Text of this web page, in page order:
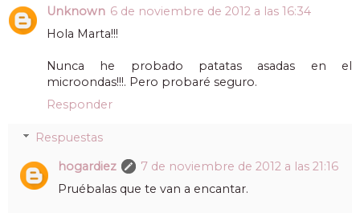
Unknown 6 de noviembre de 2012 a las 16:34
Hola Marta!!!
Nunca he probado patatas asadas en el
microondas!!!. Pero probaré seguro.
Responder
Respuestas
hogardiez
7 de noviembre de 2012 a las 21:16
Pruébalas que te van a encantar.